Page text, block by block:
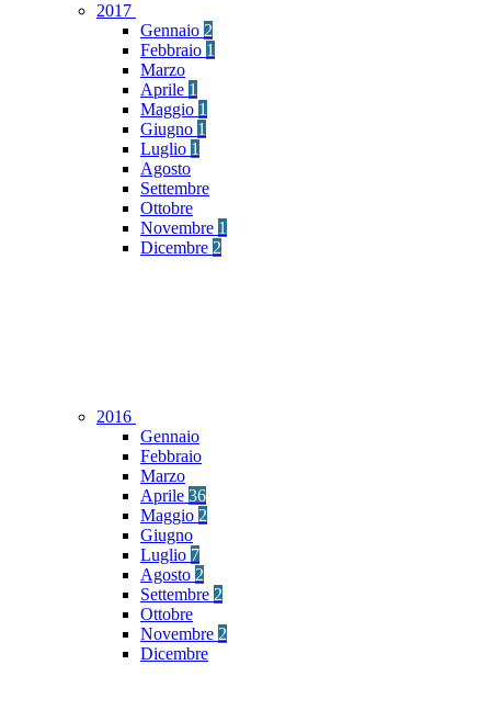
2017
Gennaio 2
Febbraio 1
Marzo
Aprile 1
Maggio 1
Giugno 1
Luglio 1
Agosto
Settembre
Ottobre
Novembre 1
Dicembre 2
2016
Gennaio
Febbraio
Marzo
Aprile 36
Maggio 2
Giugno
Luglio 7
Agosto 2
Settembre 2
Ottobre
Novembre 2
Dicembre